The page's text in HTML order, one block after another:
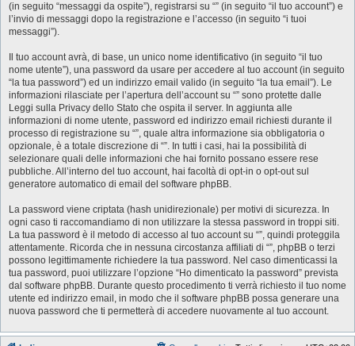
(in seguito “messaggi da ospite”), registrarsi su “” (in seguito “il tuo account”) e
l’invio di messaggi dopo la registrazione e l’accesso (in seguito “i tuoi
messaggi”).
Il tuo account avrà, di base, un unico nome identificativo (in seguito “il tuo
nome utente”), una password da usare per accedere al tuo account (in seguito
“la tua password”) ed un indirizzo email valido (in seguito “la tua email”). Le
informazioni rilasciate per l’apertura dell’account su “” sono protette dalle
Leggi sulla Privacy dello Stato che ospita il server. In aggiunta alle
informazioni di nome utente, password ed indirizzo email richiesti durante il
processo di registrazione su “”, quale altra informazione sia obbligatoria o
opzionale, è a totale discrezione di “”. In tutti i casi, hai la possibilità di
selezionare quali delle informazioni che hai fornito possano essere rese
pubbliche. All’interno del tuo account, hai facoltà di opt-in o opt-out sul
generatore automatico di email del software phpBB.
La password viene criptata (hash unidirezionale) per motivi di sicurezza. In
ogni caso ti raccomandiamo di non utilizzare la stessa password in troppi siti.
La tua password è il metodo di accesso al tuo account su “”, quindi proteggila
attentamente. Ricorda che in nessuna circostanza affiliati di “”, phpBB o terzi
possono legittimamente richiedere la tua password. Nel caso dimenticassi la
tua password, puoi utilizzare l’opzione “Ho dimenticato la password” prevista
dal software phpBB. Durante questo procedimento ti verrà richiesto il tuo nome
utente ed indirizzo email, in modo che il software phpBB possa generare una
nuova password che ti permetterà di accedere nuovamente al tuo account.